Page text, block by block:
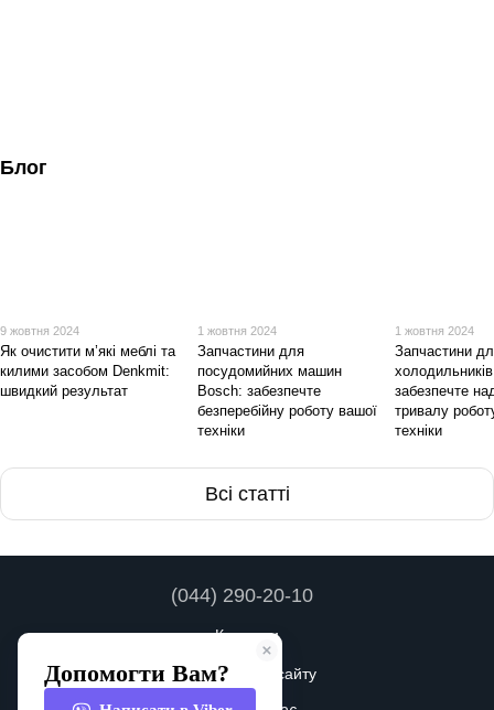
Блог
9 жовтня 2024
Як очистити м’які меблі та
килими засобом Denkmit:
швидкий результат
1 жовтня 2024
Запчастини для
посудомийних машин
Bosch: забезпечте
безперебійну роботу вашої
техніки
1 жовтня 2024
Запчастини
забезпечте
тривалу
техніки
Всі статті
(044) 290-20-10
Контакти
Повна версія сайту